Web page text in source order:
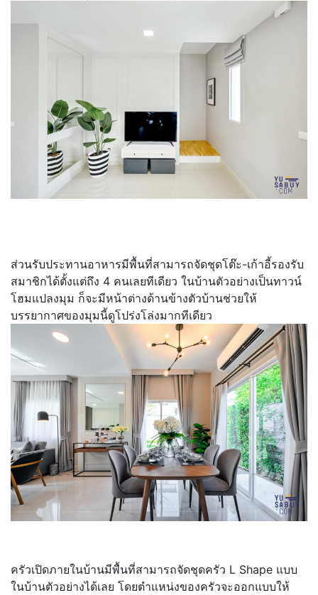
ส่วนรับประทานอาหารมีพื้นที่สามารถจัดชุดโต๊ะ-เก้าอี้รองรับ
สมาชิกได้ตั้งแต่ถึง 4 คนเลยทีเดียว ในบ้านตัวอย่างเป็นทาวน์
โฮมแปลงมุม ก็จะมีหน้าต่างด้านข้างตัวบ้านช่วยให้
บรรยากาศของมุมนี้ดูโปร่งโล่งมากทีเดียว
ครัวเปิดภายในบ้านมีพื้นที่สามารถจัดชุดครัว L Shape แบบ
ในบ้านตัวอย่างได้เลย โดยตำแหน่งของครัวจะออกแบบให้